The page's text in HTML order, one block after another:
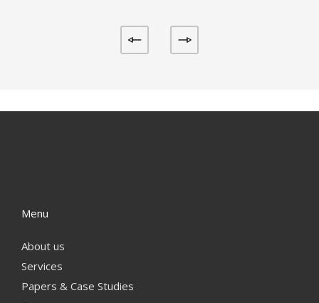
Menu
About us
Services
Papers & Case Studies